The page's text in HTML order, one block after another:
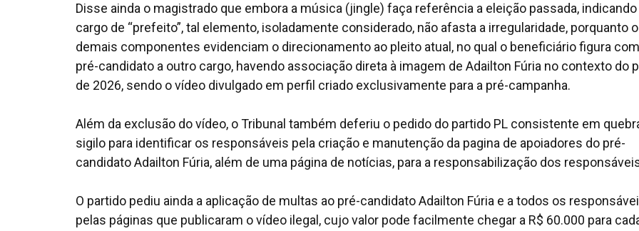
Disse ainda o magistrado que embora a música (jingle) faça referência a eleição passada, indicando
cargo de “prefeito”, tal elemento, isoladamente considerado, não afasta a irregularidade, porquanto
demais componentes evidenciam o direcionamento ao pleito atual, no qual o beneficiário figura
pré-candidato a outro cargo, havendo associação direta à imagem de Adailton Fúria no contexto do
de 2026, sendo o vídeo divulgado em perfil criado exclusivamente para a pré-campanha.
Além da exclusão do vídeo, o Tribunal também deferiu o pedido do partido PL consistente em
sigilo para identificar os responsáveis pela criação e manutenção da pagina de apoiadores do pré-
candidato Adailton Fúria, além de uma página de notícias, para a responsabilização dos
O partido pediu ainda a aplicação de multas ao pré-candidato Adailton Fúria e a todos os
pelas páginas que publicaram o vídeo ilegal, cujo valor pode facilmente chegar a R$ 60.000 para